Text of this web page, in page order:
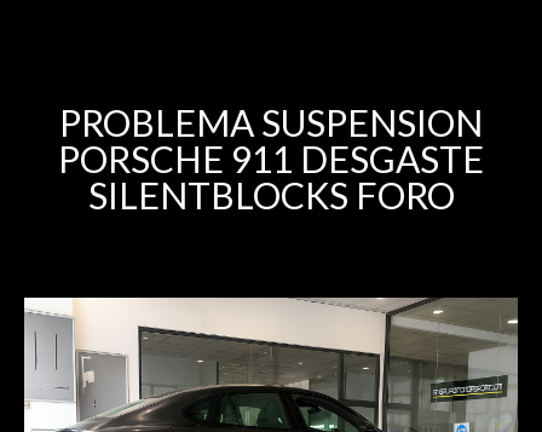
PROBLEMA SUSPENSION
PORSCHE 911 DESGASTE
SILENTBLOCKS FORO